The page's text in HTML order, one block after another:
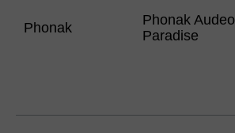
Phonak
Phonak Audeo
Paradise